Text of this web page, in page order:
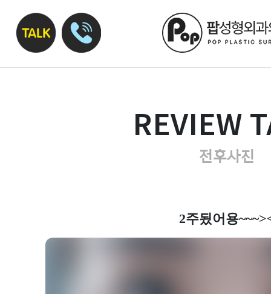
REVIEW
전후사진
2주됬어용